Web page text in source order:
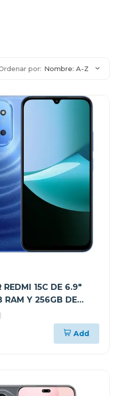
por: Nombre: A-Z
REDMI 15C DE 6.9"
RAM Y 256GB DE
COLOR
Add